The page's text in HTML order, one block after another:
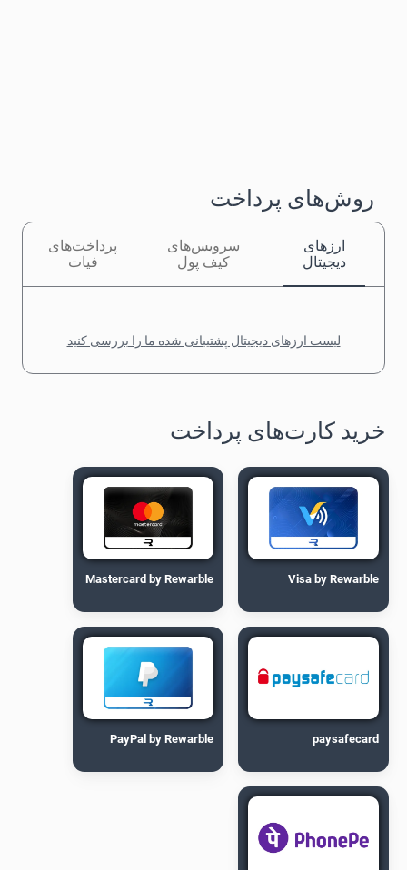
روش‌های پرداخت
ارزهای
دیجیتال
سرویس‌های
کیف پول
پرداخت‌های
فیات
لیست ارزهای دیجیتال پشتیبانی شده ما را بررسی کنید
خرید کارت‌های پرداخت
Visa by Rewarble
Mastercard by Rewarble
paysafecard
PayPal by Rewarble